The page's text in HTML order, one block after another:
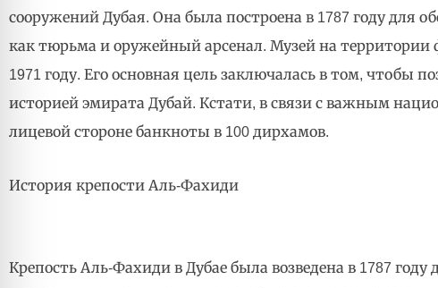
сооружений Дубая. Она была построена в 1787 году для
как тюрьма и оружейный арсенал. Музей на
1971 году. Его основная цель заключалась в том,
историей эмирата Дубай. Кстати, в связи с важным
лицевой стороне банкноты в 100 дирхамов.
История крепости Аль-Фахиди
Крепость Аль-Фахиди в Дубае была возведена в 1787